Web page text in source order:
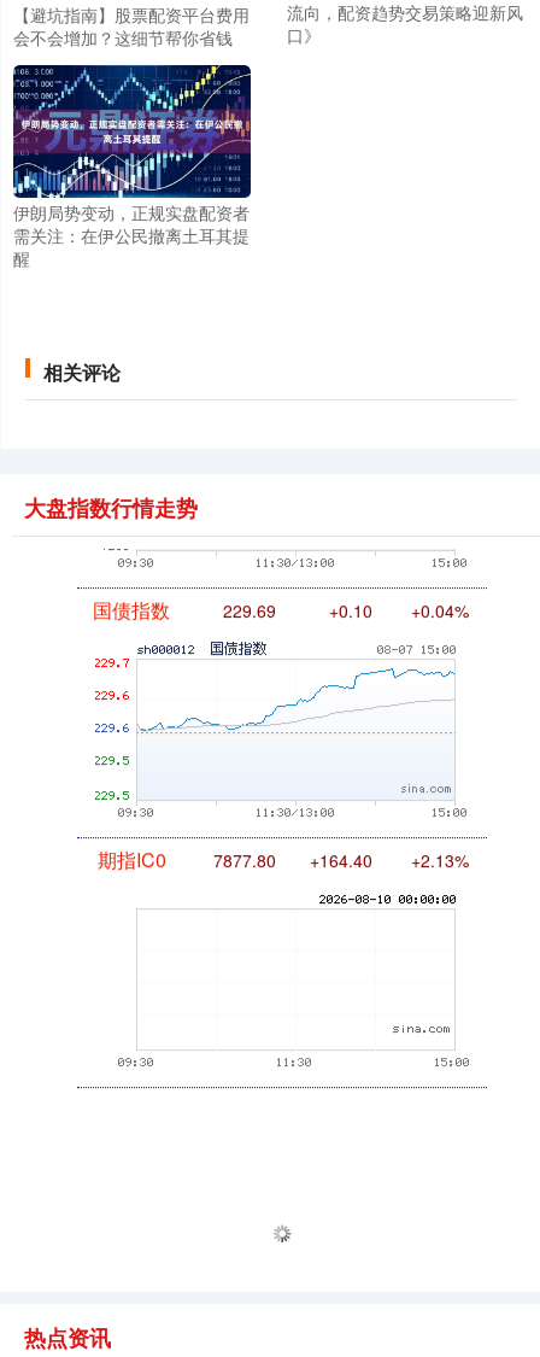
【避坑指南】股票配资平台费用
会不会增加？这细节帮你省钱
流向，配资趋势交易策略迎新风
口》
伊朗局势变动，正规实盘配资者
需关注：在伊公民撤离土耳其提
醒
相关评论
大盘指数行情走势
创业板指 3563.12
基金指数
热点资讯